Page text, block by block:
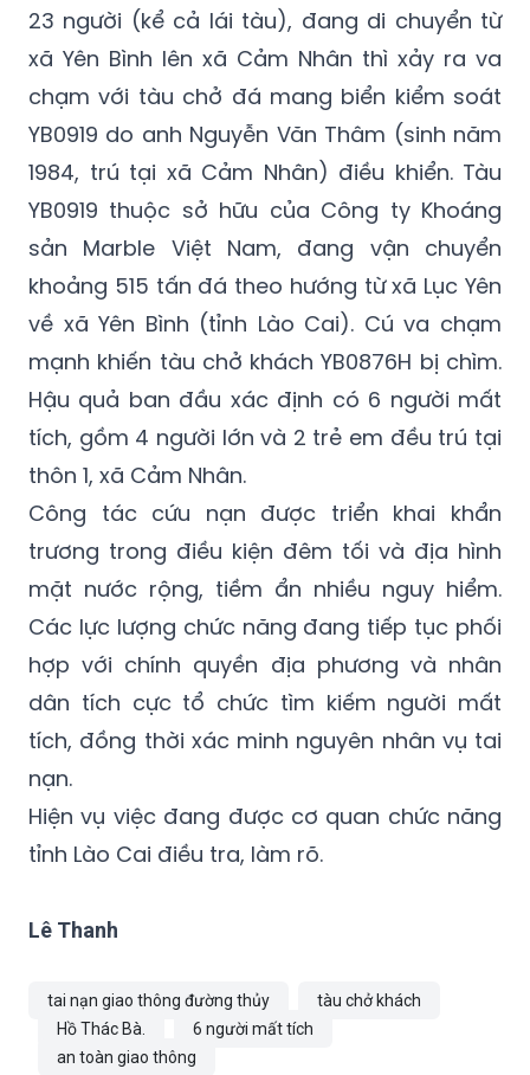
23 người (kể cả lái tàu), đang di chuyển từ
xã Yên Bình lên xã Cảm Nhân thì xảy ra va
chạm với tàu chở đá mang biển kiểm soát
YB0919 do anh Nguyễn Văn Thâm (sinh năm
1984, trú tại xã Cảm Nhân) điều khiển. Tàu
YB0919 thuộc sở hữu của Công ty Khoáng
sản Marble Việt Nam, đang vận chuyển
khoảng 515 tấn đá theo hướng từ xã Lục Yên
về xã Yên Bình (tỉnh Lào Cai). Cú va chạm
mạnh khiến tàu chở khách YB0876H bị chìm.
Hậu quả ban đầu xác định có 6 người mất
tích, gồm 4 người lớn và 2 trẻ em đều trú tại
thôn 1, xã Cảm Nhân.
Công tác cứu nạn được triển khai khẩn
trương trong điều kiện đêm tối và địa hình
mặt nước rộng, tiềm ẩn nhiều nguy hiểm.
Các lực lượng chức năng đang tiếp tục phối
hợp với chính quyền địa phương và nhân
dân tích cực tổ chức tìm kiếm người mất
tích, đồng thời xác minh nguyên nhân vụ tai
nạn.
Hiện vụ việc đang được cơ quan chức năng
tỉnh Lào Cai điều tra, làm rõ.
Lê Thanh
tai nạn giao thông đường thủy
tàu chở khách
Hồ Thác Bà.
6 người mất tích
an toàn giao thông